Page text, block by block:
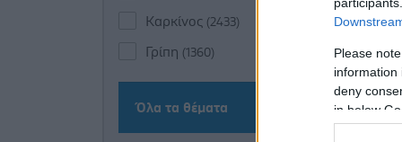
Please
information
deny
in below
Καρκίνος (2433)
Γρίπη (1360)
Όλα τα θέματα